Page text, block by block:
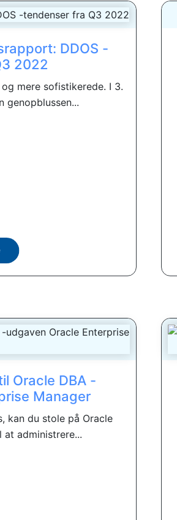
DDOS -
2022
mere sofistikerede. I 3.
genopblussen...
Oracle DBA -
Manager
kan du stole på Oracle
at administrere...